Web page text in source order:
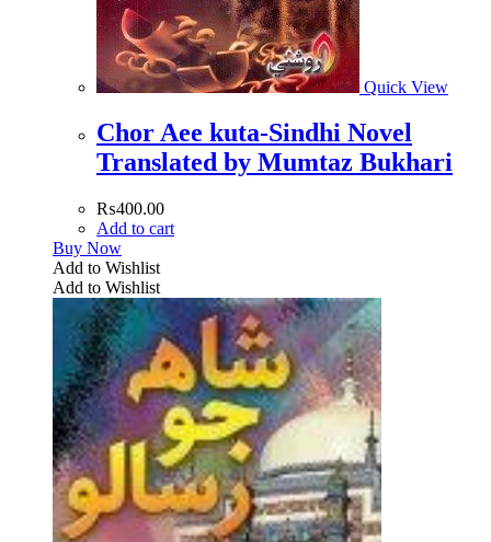
Quick View
Chor Aee kuta-Sindhi Novel
Translated by Mumtaz Bukhari
₨400.00
Add to cart
Buy Now
Add to Wishlist
Add to Wishlist